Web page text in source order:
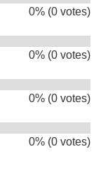
0% (0 votes)
0% (0 votes)
0% (0 votes)
0% (0 votes)